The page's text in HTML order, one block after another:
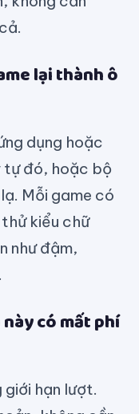
lại thành ô
dụng hoặc
tự đó, hoặc bộ
Mỗi game có
kiểu chữ
như đậm,
có mất phí
giới hạn lượt.